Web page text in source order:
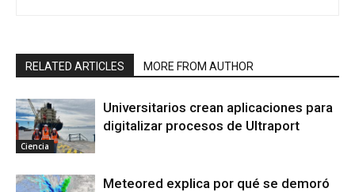
RELATED ARTICLES MORE FROM AUTHOR
Ciencia
Universitarios crean aplicaciones para
digitalizar procesos de Ultraport
Meteored explica por qué se demoró